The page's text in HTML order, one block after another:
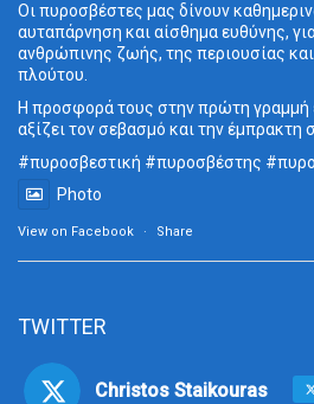
Οι πυροσβέστες μας δίνουν
αυταπάρνηση και αίσθημα ευθύνης,
ανθρώπινης ζωής, της περιουσίας
πλούτου.
Η προσφορά τους στην πρώτη γραμμή
αξίζει τον σεβασμό και την έμπρακτη
#πυροσβεστική #πυροσβέστης
Photo
View on Facebook · Share
TWITTER
Christos Staikouras